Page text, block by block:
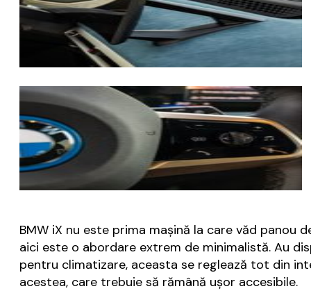
BMW iX nu este prima mașină la care văd
aici este o abordare extrem de minimalistă. Au
pentru climatizare, aceasta se reglează tot din
acestea, care trebuie să rămână ușor accesibile.